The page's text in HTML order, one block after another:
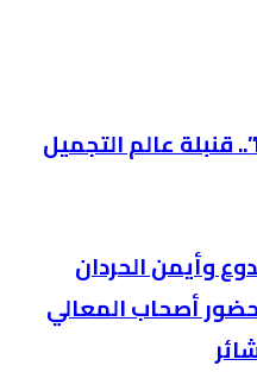
قنبلة عالم التجميل
وأيمن الحردان
أصحاب المعالي